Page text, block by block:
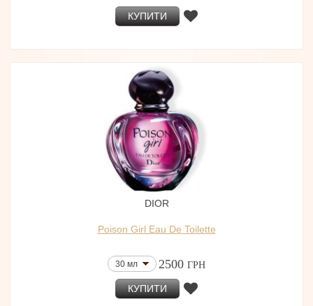
КУПИТИ
DIOR
Poison Girl Eau De Toilette
30 мл 2500 ГРН
КУПИТИ